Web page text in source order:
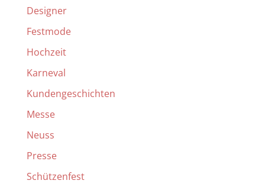
Designer
Festmode
Hochzeit
Karneval
Kundengeschichten
Messe
Neuss
Presse
Schützenfest